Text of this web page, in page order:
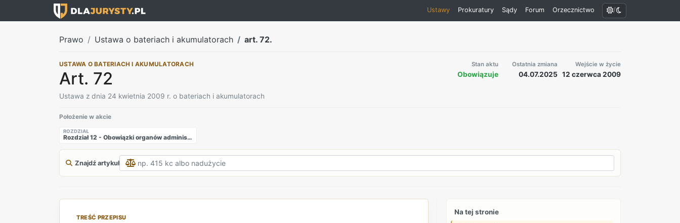
Ustawy Prokuratury Sądy Forum Orzecznictwo /
Prawo Ustawa o bateriach i akumulatorach art. 72.
USTAWA O BATERIACH I AKUMULATORACH
Art. 72
Ustawa z dnia 24 kwietnia 2009 r. o bateriach i akumulatorach
Stan aktu
Obowiązuje
Ostatnia zmiana
04.07.2025
Wejście w życie
12 czerwca 2009
Położenie w akcie
ROZDZIAŁ
Rozdział 12 - Obowiązki organów administracji publicznej
Znajdź artykuł
TREŚĆ PRZEPISU
Na tej stronie